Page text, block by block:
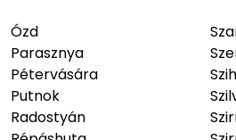
Ózd
Parasznya
Pétervására
Putnok
Radostyán